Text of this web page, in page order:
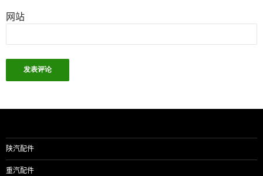
网站
陕汽配件
重汽配件